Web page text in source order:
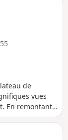
de
vues
En remontant
des derniers